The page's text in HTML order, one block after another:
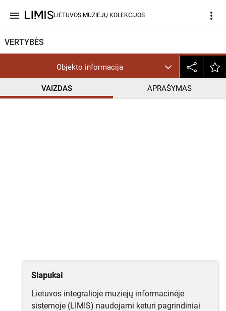
menu LIETUVOS MUZIEJŲ KOLEKCIJOS more_vert
VERTYBĖS
Objekto informacija
VAIZDAS APRAŠYMAS
help_outline
Slapukai
Lietuvos integralioje muziejų informacinėje
sistemoje (LIMIS) naudojami keturi pagrindiniai